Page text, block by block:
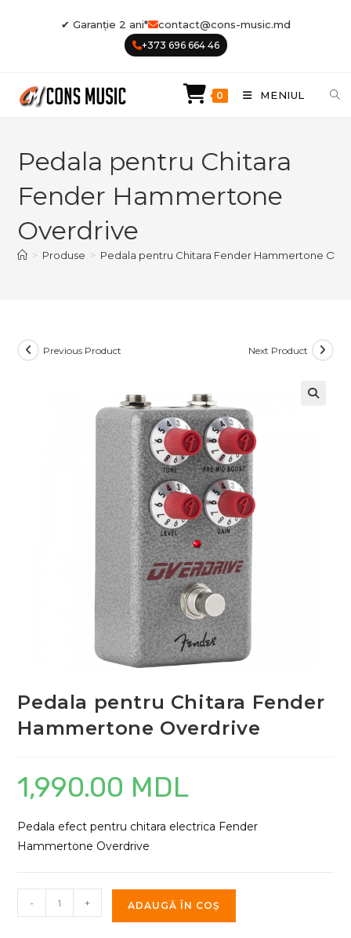
✔ Garanție 2 ani* contact@cons-music.md
+373 696 664 46
0 MENIUL
Pedala pentru Chitara
Fender Hammertone
Overdrive
> Produse > Pedala pentru Chitara Fender Hammertone
Previous Product Next Product
Pedala pentru Chitara Fender
Hammertone Overdrive
1,990.00 MDL
Pedala efect pentru chitara electrica Fender
Hammertone Overdrive
Cantitate
Pedala
- + ADAUGĂ ÎN COȘ